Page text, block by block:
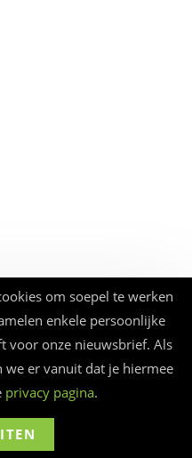
om soepel te werken
enkele persoonlijke
voor onze nieuwsbrief. Als
we er vanuit dat je hiermee
privacy pagina.